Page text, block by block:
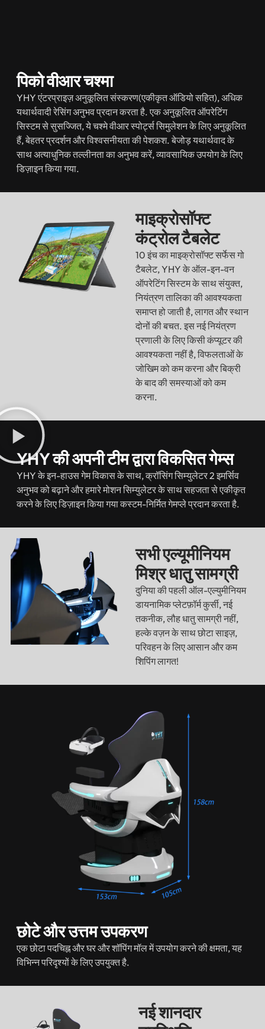
पिको वीआर चश्मा
YHY एंटरप्राइज़ अनुकूलित संस्करण(एकीकृत ऑडियो सहित), अधिक
यथार्थवादी रेसिंग अनुभव प्रदान करता है. एक अनुकूलित ऑपरेटिंग
सिस्टम से सुसज्जित, ये चश्मे वीआर स्पोर्ट्स सिमुलेशन के लिए अनुकूलित
हैं, बेहतर प्रदर्शन और विश्वसनीयता की पेशकश. बेजोड़ यथार्थवाद के
साथ अत्याधुनिक तल्लीनता का अनुभव करें, व्यावसायिक उपयोग के लिए
डिज़ाइन किया गया.
माइक्रोसॉफ्ट
कंट्रोल टैबलेट
10 इंच का माइक्रोसॉफ्ट सर्फेस गो
टैबलेट, YHY के ऑल-इन-वन
ऑपरेटिंग सिस्टम के साथ संयुक्त,
नियंत्रण तालिका की आवश्यकता
समाप्त हो जाती है, लागत और स्थान
दोनों की बचत. इस नई नियंत्रण
प्रणाली के लिए किसी कंप्यूटर की
आवश्यकता नहीं है, विफलताओं के
जोखिम को कम करना और बिक्री
के बाद की समस्याओं को कम
करना.
YHY की अपनी टीम द्वारा विकसित गेम्स
YHY के इन-हाउस गेम विकास के साथ, क्रॉसिंग सिम्युलेटर 2 इमर्सिव
अनुभव को बढ़ाने और हमारे मोशन सिम्युलेटर के साथ सहजता से एकीकृत
करने के लिए डिज़ाइन किया गया कस्टम-निर्मित गेमप्ले प्रदान करता है.
सभी एल्यूमीनियम
मिश्र धातु सामग्री
दुनिया की पहली ऑल-एल्युमीनियम
डायनामिक प्लेटफ़ॉर्म कुर्सी, नई
तकनीक, लौह धातु सामग्री नहीं,
हल्के वज़न के साथ छोटा साइज़,
परिवहन के लिए आसान और कम
शिपिंग लागत!
छोटे और उत्तम उपकरण
एक छोटा पदचिह्न और घर और शॉपिंग मॉल में उपयोग करने की क्षमता, यह
विभिन्न परिदृश्यों के लिए उपयुक्त है.
नई शानदार